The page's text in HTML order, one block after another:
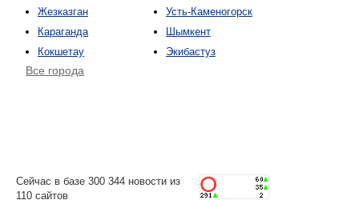
Жезказган
Караганда
Кокшетау
Усть-Каменогорск
Шымкент
Экибастуз
Все города
Сейчас в базе 300 344 новости из
110 сайтов